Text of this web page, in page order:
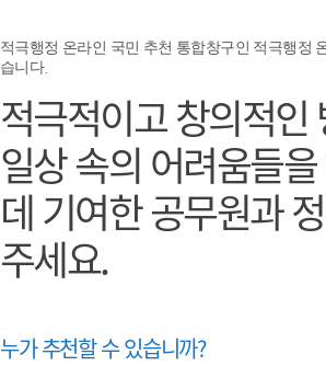
적극행정 온라인 국민 추천 통합창구인 적극행정
습니다.
적극적이고 창의적인
일상 속의 어려움들
데 기여한공무원과
주세요.
누가 추천할 수 있습니까?